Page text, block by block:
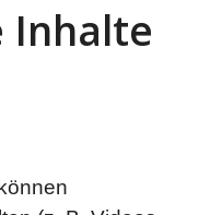
Inhalte